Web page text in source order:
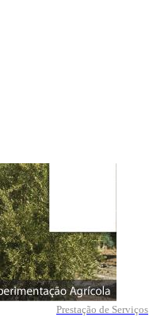
Prestação de Serviços